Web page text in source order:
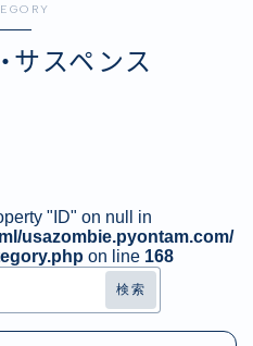
サスペンス
"ID" on null in
usazombie.pyontam.com/
on line 168
検索